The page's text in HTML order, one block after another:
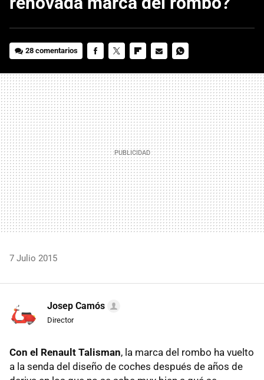
28 comentarios
MAIL
7 Julio 2015
Josep Camós
Director
Con el Renault Talisman, la marca del rombo ha vuelto
a la senda del diseño de coches después de años de